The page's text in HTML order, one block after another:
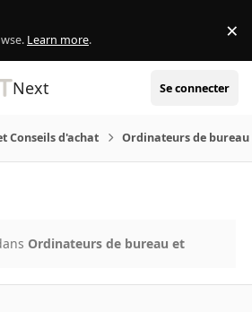
Learn more. ×
Next Se connecter
Conseils d'achat Ordinateurs de bureau
Ordinateurs de bureau et